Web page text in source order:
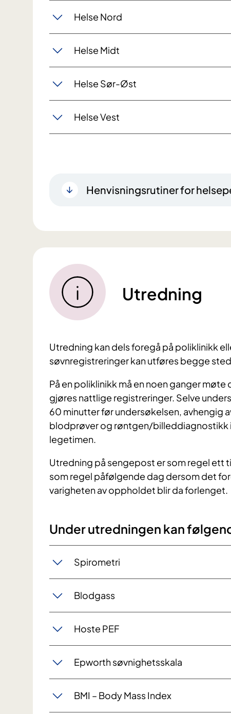
Helse Nord
Helse Midt
Helse Sør-Øst
Helse Vest
Henvisningsrutiner for
Utredning
Utredning kan dels foregå på poliklinikk
søvnregistreringer kan utføres begge
På en poliklinikk må en noen ganger
gjøres nattlige registreringer. Selve
60 minutter før undersøkelsen, avhengig
blodprøver og røntgen/billeddiagnostikk
legetimen.
Utredning på sengepost er som regel ett
som regel påfølgende dag dersom det
varigheten av oppholdet blir da forlenget.
Under utredningen kan
Spirometri
Blodgass
Hoste PEF
Epworth søvnighetsskala
BMI – Body Mass Index